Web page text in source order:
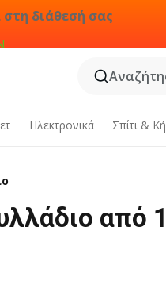
διάθεσή σας
Hλεκτρονικά Σπίτι &